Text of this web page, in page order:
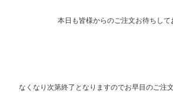
本日も皆様からのご注文お待ちして
なくなり次第終了となりますのでお早目のご注